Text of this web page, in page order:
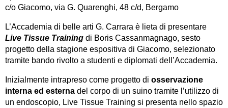
c/o Giacomo, via G. Quarenghi, 48 c/d, Bergamo
L’Accademia di belle arti G. Carrara è lieta di presentare
Live Tissue Training di Boris Cassanmagnago, sesto
progetto della stagione espositiva di Giacomo, selezionato
tramite bando rivolto a studenti e diplomati dell’Accademia.
Inizialmente intrapreso come progetto di osservazione
interna ed esterna del corpo di un suino tramite l’utilizzo di
un endoscopio, Live Tissue Training si presenta nello spazio